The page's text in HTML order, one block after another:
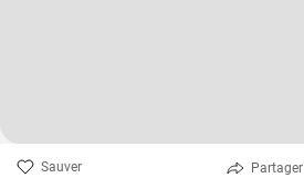
Sauver Partager